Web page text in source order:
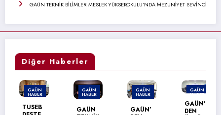
GAÜN TEKNİK BİLİMLER MESLEK YÜKSEKOKULU’NDA MEZUNİYET SEVİNCİ
Diğer Haberler
GAÜN
HABER
TÜSEB
GAÜN
HABER
GAÜN
GAÜN
HABER
GAÜN’
GAÜN
HABER
GAÜN’
DEN